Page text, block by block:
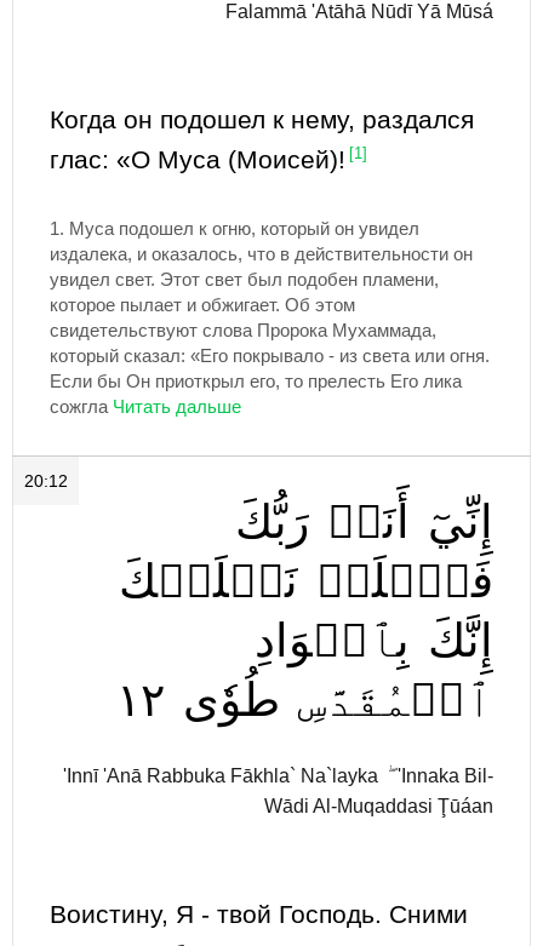
Falammā 'Atāhā Nūdī Yā Mūsá
Когда он подошел к нему, раздался
глас: «О Муса (Моисей)!
[1]
1. Муса подошел к огню, который он увидел
издалека, и оказалось, что в действительности он
увидел свет. Этот свет был подобен пламени,
которое пылает и обжигает. Об этом
свидетельствуют слова Пророка Мухаммада,
который сказал: «Его покрывало - из света или огня.
Если бы Он приоткрыл его, то прелесть Его лика
сожгла
20:12
إِنِّيٓ أَنَا۠ رَبُّكَ
فَٱخۡلَعۡ نَعۡلَيۡكَ
إِنَّكَ بِٱلۡوَادِ
ٱلۡمُقَدَّسِ طُوٗى ١٢
'Innī 'Anā Rabbuka Fākhla` Na`layka ۖ 'Innaka Bil-
Wādi Al-Muqaddasi Ţūáan
Воистину, Я - твой Господь. Сними